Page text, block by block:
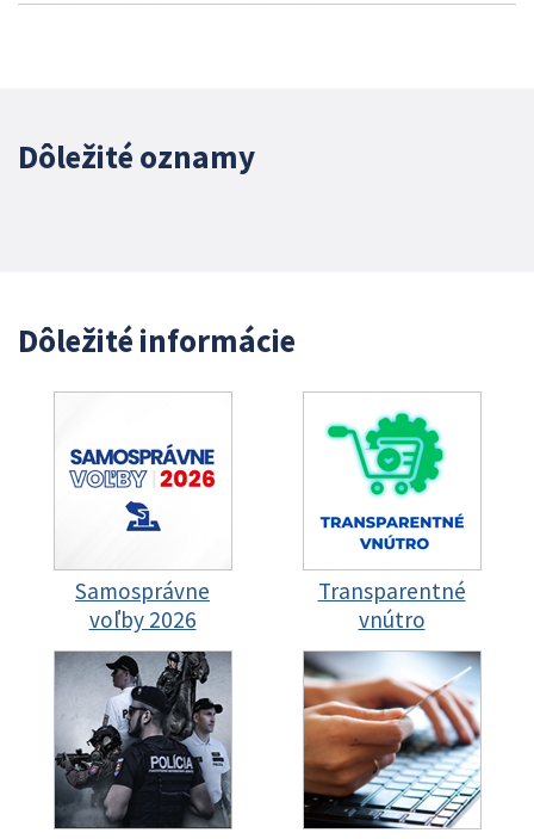
Dôležité oznamy
Dôležité informácie
Samosprávne
voľby 2026
Transparentné
vnútro